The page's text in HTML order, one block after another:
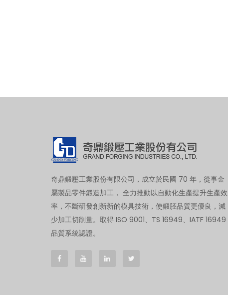
奇鼎鍛壓工業股份有限公司，成立於民國 70 年，從事金
屬製品零件鍛造加工， 全力推動以自動化生產提升生產效
率，不斷研發創新新的模具技術，使鍛胚品質更優良，減
少加工切削量。取得 ISO 9001、TS 16949、IATF 16949
品質系統認證。